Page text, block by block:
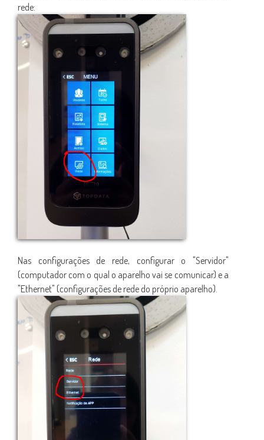
rede:
Nas configurações de rede, configurar o "Servidor"
(computador com o qual o aparelho vai se comunicar) e a
"Ethernet" (configurações de rede do próprio aparelho).